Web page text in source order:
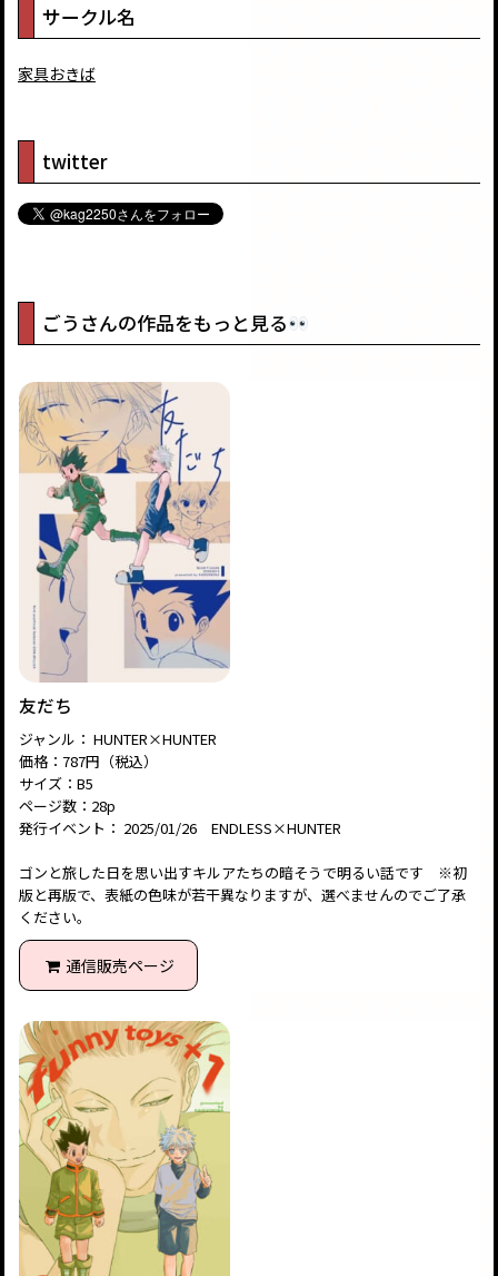
サークル名
家具おきば
twitter
ごうさんの作品をもっと見る
友だち
ジャンル： HUNTER×HUNTER
価格：787円（税込）
サイズ：B5
ページ数：28p
発行イベント： 2025/01/26 ENDLESS×HUNTER
ゴンと旅した日を思い出すキルアたちの暗そうで明るい話です ※初
版と再版で、表紙の色味が若干異なりますが、選べませんのでご了承
ください。
通信販売ページ